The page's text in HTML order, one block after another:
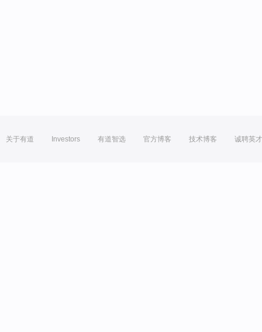
关于有道 Investors 有道智选 官方博客 技术博客 诚聘英才